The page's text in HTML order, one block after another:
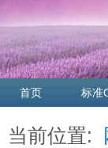
首页 标准
当前位置: